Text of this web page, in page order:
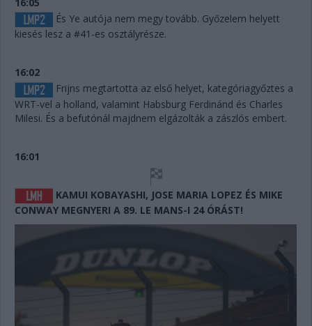
És Ye autója nem megy tovább. Győzelem helyett
kiesés lesz a #41-es osztályrésze.
16:02
Frijns megtartotta az első helyet, kategóriagyőztes a
WRT-vel a holland, valamint Habsburg Ferdinánd és Charles
Milesi. És a befutónál majdnem elgázolták a zászlós embert.
16:01
KAMUI KOBAYASHI, JOSE MARIA LOPEZ ÉS MIKE
CONWAY MEGNYERI A 89. LE MANS-I 24 ÓRÁST!